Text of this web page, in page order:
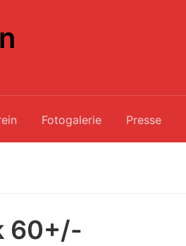
Fotogalerie Presse
60+/-